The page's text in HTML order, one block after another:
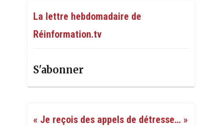
La lettre hebdomadaire de
Réinformation.tv
S'abonner
« Je reçois des appels de détresse… »